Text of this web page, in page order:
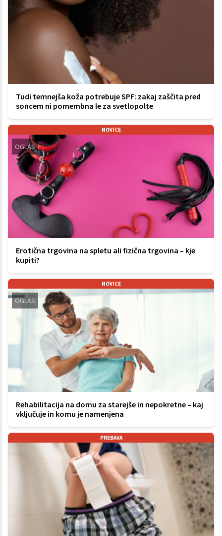
Tudi temnejša koža potrebuje SPF: zakaj zaščita pred
soncem ni pomembna le za svetlopolte
NOVICE
OGLAS
Erotična trgovina na spletu ali fizična trgovina – kje
kupiti?
NOVICE
OGLAS
Rehabilitacija na domu za starejše in nepokretne – kaj
vključuje in komu je namenjena
PREBAVA